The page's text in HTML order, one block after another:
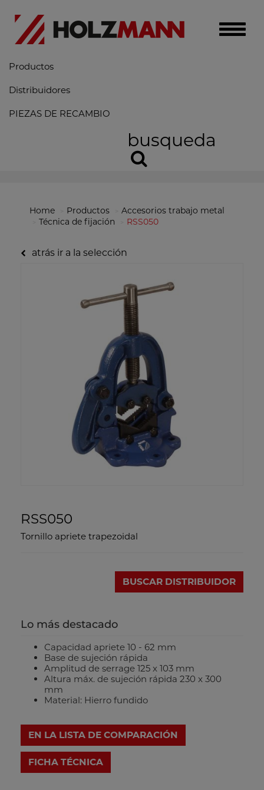
Toggle
Productos
Distribuidores
PIEZAS DE RECAMBIO
busqueda
Home Productos
Accesorios trabajo metal
Técnica de fijación
RSS050
atrás ir a la selección
RSS050
Tornillo apriete trapezoidal
BUSCAR DISTRIBUIDOR
Lo más destacado
Capacidad apriete 10 - 62 mm
Base de sujeción rápida
Amplitud de serrage 125 x 103 mm
Altura máx. de sujeción rápida 230 x 300
mm
Material: Hierro fundido
EN LA LISTA DE COMPARACIÓN
FICHA TÉCNICA